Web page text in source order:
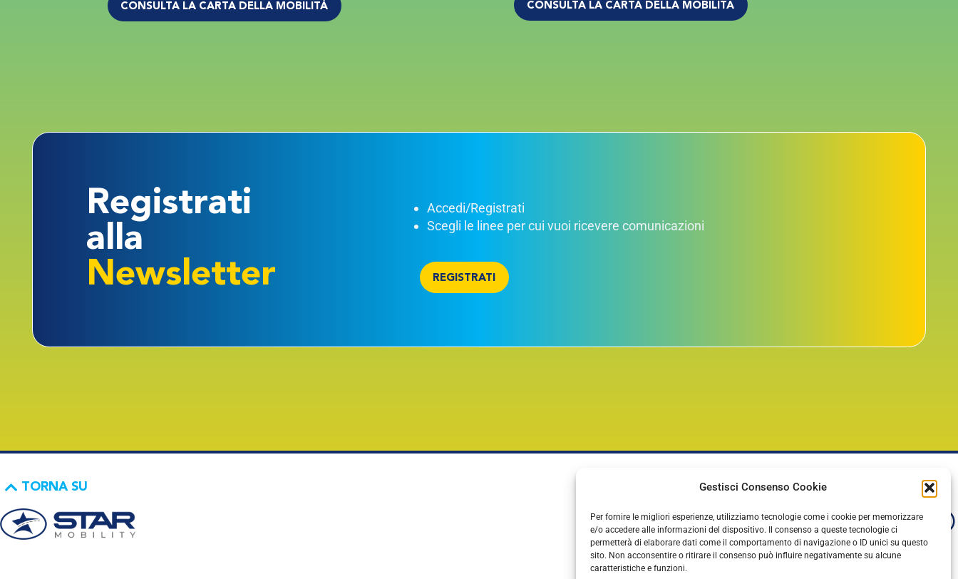
Gestisci Consenso Cookie
Per fornire le migliori esperienze, utilizziamo tecnologie come i cookie per memorizzare
e/o accedere alle informazioni del dispositivo. Il consenso a queste tecnologie ci
permetterà di elaborare dati come il comportamento di navigazione o ID unici su questo
sito. Non acconsentire o ritirare il consenso può influire negativamente su alcune
caratteristiche e funzioni.
CONSULTA LA CARTA DELLA MOBILITÀ CONSULTA LA CARTA DELLA MOBILITÀ
Registrati
alla
Newsletter
Accedi/Registrati
Scegli le linee per cui vuoi ricevere comunicazioni
REGISTRATI
TORNA SU